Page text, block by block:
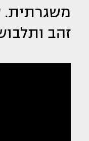
זהב